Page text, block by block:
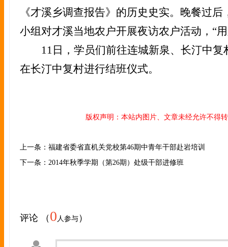
《才溪乡调查报告》的历史史实。晚餐过
小组对才溪当地农户开展夜访农户活动，“
11日，学员们前往连城新泉、长汀中复
在长汀中复村进行结班仪式。
版权声明：本站内图片、文章未经允许不得
上一条：福建省委省直机关党校第46期中青年干部赴岩培训
下一条：2014年秋季学期（第26期）处级干部进修班
评论 （ 0 人参与 ）